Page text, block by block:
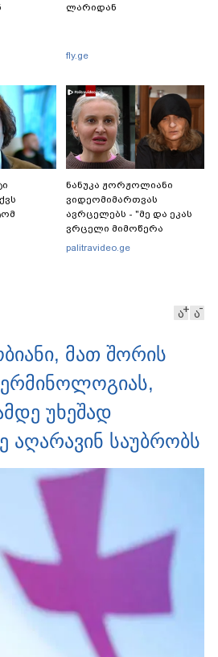
ლარიდან
fly.ge
ნანუკა ჟორჟოლიანი
ვიდეომიმართვას
ავრცელებს - "მე და ეკას
ვრცელი მიმოწერა
გვქონდა"
palitravideo.ge
ა ა
მათ შორის
უხეშად
აღარავინ საუბრობს